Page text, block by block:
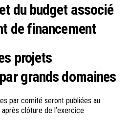
du budget associé
de financement
projets
grands domaines
par comité seront publiées au
clôture de l’exercice